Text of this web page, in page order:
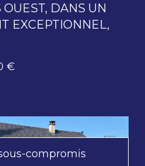
DANS UN
EXCEPTIONNEL,
€
compromis